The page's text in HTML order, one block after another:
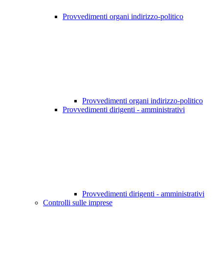
Provvedimenti organi indirizzo-politico
Provvedimenti organi indirizzo-politico
Provvedimenti dirigenti - amministrativi
Provvedimenti dirigenti - amministrativi
Controlli sulle imprese